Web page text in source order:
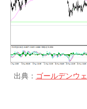
出典： ゴールデンウ